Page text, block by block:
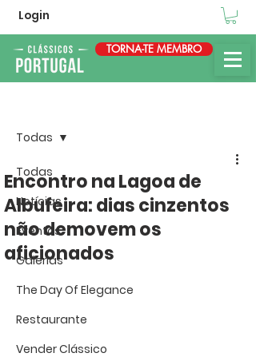
Login
TORNA-TE MEMBRO
Todas
Notícias
Eventos
Galerias
The Day Of Elegance
Restaurante
Vender Clássico
Todas
Encontro na Lagoa de
Albufeira: dias cinzentos
não demovem os
aficionados